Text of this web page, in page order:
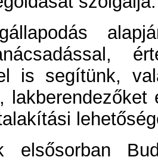
is segítünk,
elsősorban